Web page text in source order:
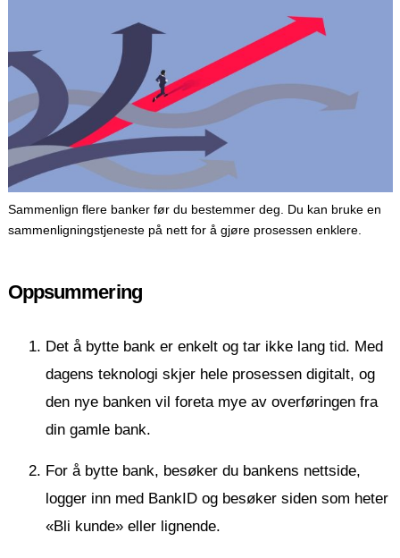
Sammenlign flere banker før du bestemmer deg. Du kan bruke en
sammenligningstjeneste på nett for å gjøre prosessen enklere.
Oppsummering
Det å bytte bank er enkelt og tar ikke lang tid. Med
dagens teknologi skjer hele prosessen digitalt, og
den nye banken vil foreta mye av overføringen fra
din gamle bank.
For å bytte bank, besøker du bankens nettside,
logger inn med BankID og besøker siden som heter
«Bli kunde» eller lignende.